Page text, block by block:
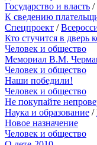
Государство и власть /
К сведению
Спецпроект /
Кто стучится в дверь
Человек и общество
Мемориал В.М.
Человек и общество
Наши победили!
Человек и общество
Не покупайте
Наука и образование /
Новое назначение
Человек и общество